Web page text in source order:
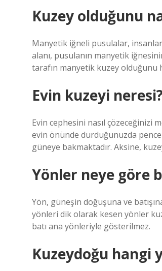
Kuzey olduğunu
Manyetik iğneli pusulalar, insanlar
alanı, pusulanın manyetik
tarafın manyetik kuzey olduğunu
Evin kuzeyi
Evin cephesini nasıl çözeceğinizi
evin önünde durduğunuzda
güneye bakmaktadır. Aksine,
Yönler neye göre
Yön, güneşin doğuşuna ve
yönleri dik olarak kesen yönler
batı ana yönleriyle gösterilmez.
Kuzeydoğu hangi